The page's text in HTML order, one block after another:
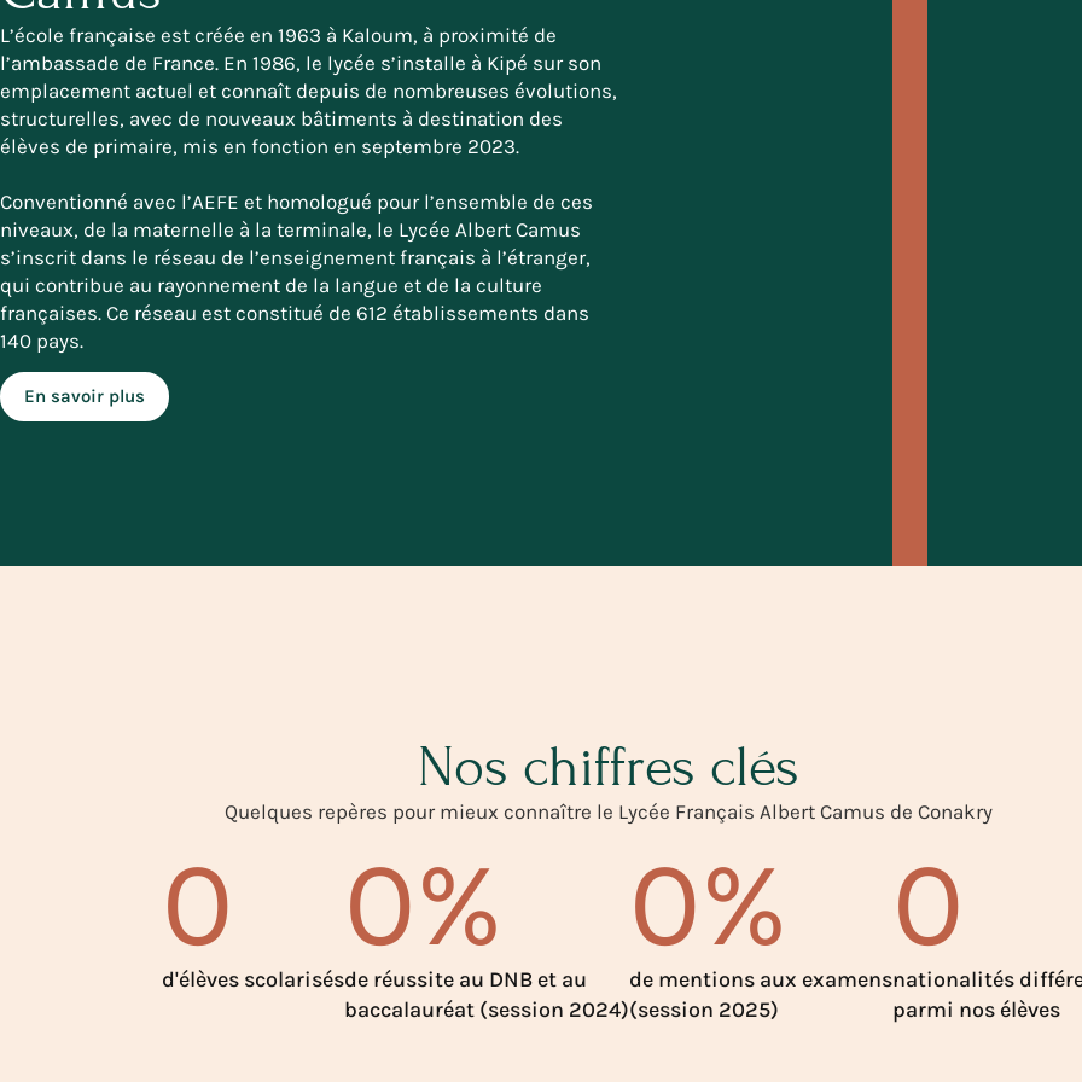
L’école française est créée en 1963 à Kaloum, à proximité de
l’ambassade de France. En 1986, le lycée s’installe à Kipé sur son
emplacement actuel et connaît depuis de nombreuses évolutions,
structurelles, avec de nouveaux bâtiments à destination des
élèves de primaire, mis en fonction en septembre 2023.
Conventionné avec l’AEFE et homologué pour l’ensemble de ces
niveaux, de la maternelle à la terminale, le Lycée Albert Camus
s’inscrit dans le réseau de l’enseignement français à l’étranger,
qui contribue au rayonnement de la langue et de la culture
françaises. Ce réseau est constitué de 612 établissements dans
140 pays.
En savoir plus
Nos chiffres clés
Quelques repères pour mieux connaître le Lycée Français Albert Camus de Conakry
d'élèves scolarisés
0
de réussite au DNB et au
baccalauréat (session 2024)
0%
de mentions aux examens
(session 2025)
0%
nationalités
parmi nos élèves
0